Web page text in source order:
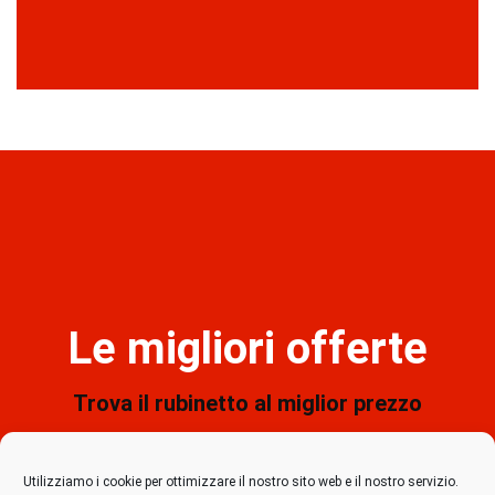
Utilizziamo i cookie per ottimizzare il nostro sito web e il nostro servizio.
Le migliori offerte
Trova il rubinetto al miglior prezzo